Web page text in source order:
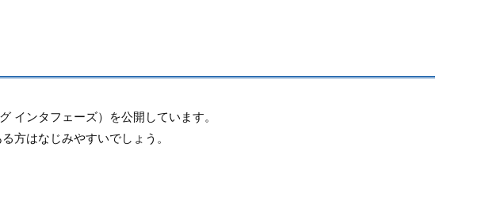
インタフェーズ）を公開しています。
方はなじみやすいでしょう。